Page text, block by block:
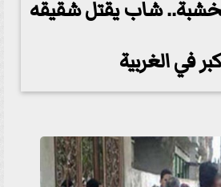
شاب يقتل شقيقه
في الغربية